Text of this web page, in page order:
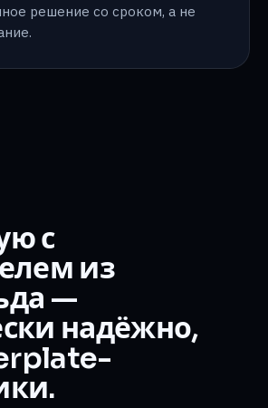
решение со сроком, а не
с
из
—
надёжно,